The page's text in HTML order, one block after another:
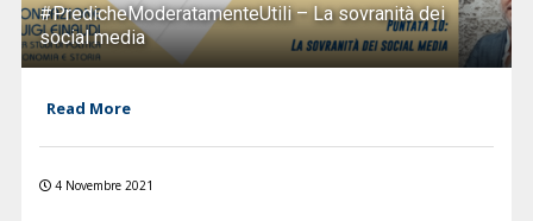
#PredicheModeratamenteUtili – La sovranità dei
social media
Read More
4 Novembre 2021